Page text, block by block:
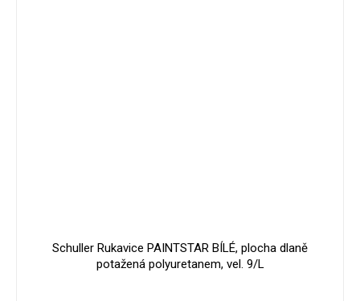
Schuller Rukavice PAINTSTAR BÍLÉ, plocha dlaně
potažená polyuretanem, vel. 9/L